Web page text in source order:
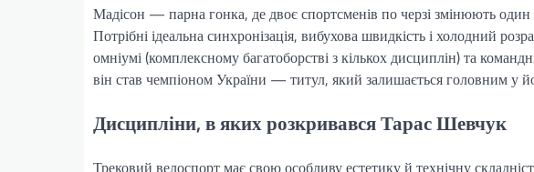
Мадісон — парна гонка, де двоє спортсменів по черзі змінюють
Потрібні ідеальна синхронізація, вибухова швидкість і холодний
омніумі (комплексному багатоборстві з кількох дисциплін) та
він став чемпіоном України — титул, який залишається головним у
Дисципліни, в яких розкривався Тарас Шевчук
Трековий велоспорт має свою особливу естетику й технічну